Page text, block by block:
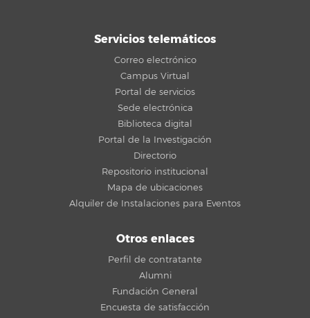
Servicios telemáticos
Correo electrónico
Campus Virtual
Portal de servicios
Sede electrónica
Biblioteca digital
Portal de la Investigación
Directorio
Repositorio institucional
Mapa de ubicaciones
Alquiler de Instalaciones para Eventos
Otros enlaces
Perfil de contratante
Alumni
Fundación General
Encuesta de satisfacción